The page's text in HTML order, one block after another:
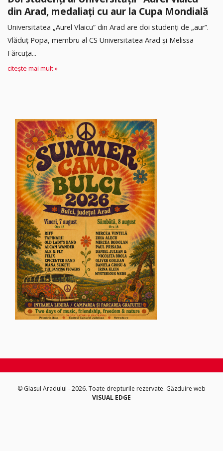
din Arad, medaliați cu aur la Cupa Mondială
Universitatea „Aurel Vlaicu” din Arad are doi studenți de „aur”.
Vlăduț Popa, membru al CS Universitatea Arad și Melissa
Fărcuța...
citește mai mult »
© Glasul Aradului - 2026. Toate drepturile rezervate. Găzduire web
VISUAL EDGE